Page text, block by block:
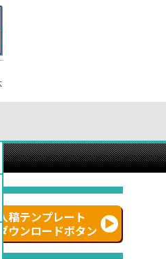
入稿テンプレート
ダウンロードボタン